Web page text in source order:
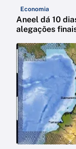
Economia
Aneel dá 10
alegações